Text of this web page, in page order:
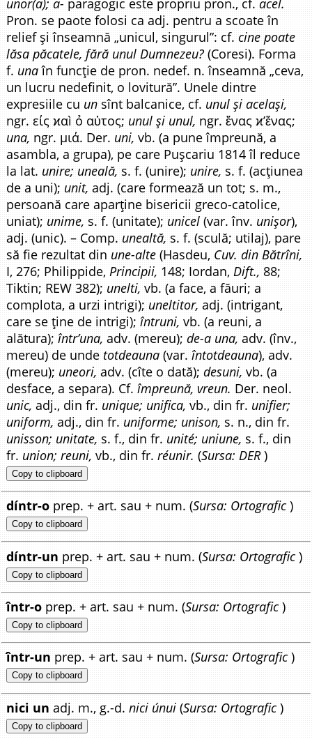
unor(a); a- paragogic este propriu pron., cf.acel.
Pron. se paote folosi ca adj. pentru a scoate în
relief și înseamnă „unicul, singurul”: cf.cine poate
lăsa păcatele, fără unul Dumnezeu? (Coresi). Forma
f. unaîn funcție de pron. nedef. n. înseamnă „ceva,
un lucru nedefinit, o lovitură”. Unele dintre
expresiile cu un sînt balcanice, cf. unul și același,
ngr. είς ϰαì ỏ αὐτος; unul și unul, ngr. ἔνας ϰ’ἔνας;
una, ngr. μιά. Der. uni, vb. (a pune împreună, a
asambla, a grupa), pe care Pușcariu 1814 îl reduce
la lat. unire; uneală, s. f. (unire); unire, s. f. (acțiunea
de a uni); unit, adj. (care formează un tot; s. m.,
persoană care aparține bisericii greco-catolice,
uniat); unime, s. f. (unitate); unicel (var. înv. unișor),
adj. (unic). – Comp. unealtă, s. f. (sculă; utilaj), pare
să fie rezultat din une-alte (Hasdeu, Cuv. din Bătrîni,
I, 276; Philippide,Principii, 148; Iordan,Dift., 88;
Tiktin; REW 382); unelti, vb. (a face, a făuri; a
complota, a urzi intrigi); uneltitor, adj. (intrigant,
care se ține de intrigi);întruni, vb. (a reuni, a
alătura);într’una, adv. (mereu);de-a una, adv. (înv.,
mereu) de unde totdeauna (var.întotdeauna), adv.
(mereu); uneori, adv. (cîte o dată);desuni, vb. (a
desface, a separa). Cf.împreună, vreun. Der. neol.
unic, adj., din fr. unique; unifica, vb., din fr. unifier;
uniform, adj., din fr. uniforme; unison, s. n., din fr.
unisson; unitate, s. f., din fr. unité; uniune, s. f., din
fr. union; reuni, vb., din fr.réunir. (Sursa: DER)
Copy to clipboard
díntr-o prep. + art. sau + num. (Sursa: Ortografic )
Copy to clipboard
díntr-un prep. + art. sau + num. (Sursa: Ortografic )
Copy to clipboard
într-o prep. + art. sau + num. (Sursa: Ortografic )
Copy to clipboard
î́ntr-un prep. + art. sau + num. (Sursa: Ortografic )
Copy to clipboard
nici un adj. m., g.-d.nici únui (Sursa: Ortografic )
Copy to clipboard